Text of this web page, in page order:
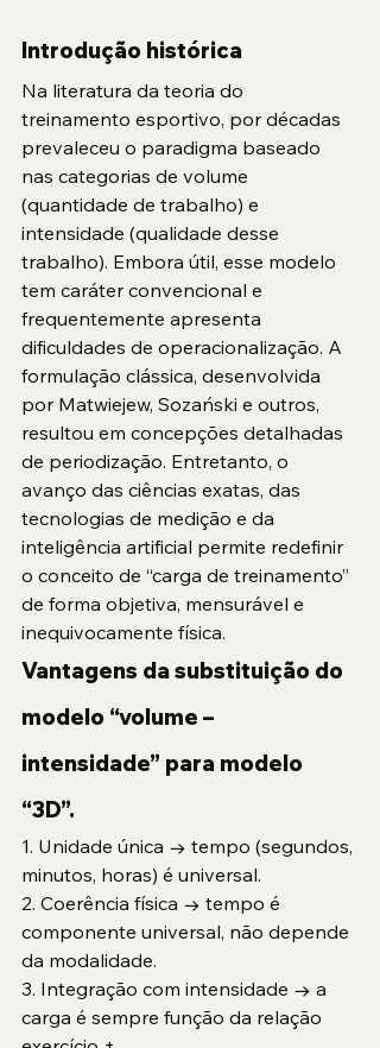
Introdução histórica
Na literatura da teoria do
treinamento esportivo, por décadas
prevaleceu o paradigma baseado
nas categorias de volume
(quantidade de trabalho) e
intensidade (qualidade desse
trabalho). Embora útil, esse modelo
tem caráter convencional e
frequentemente apresenta
dificuldades de operacionalização. A
formulação clássica, desenvolvida
por Matwiejew, Sozański e outros,
resultou em concepções detalhadas
de periodização. Entretanto, o
avanço das ciências exatas, das
tecnologias de medição e da
inteligência artificial permite redefinir
o conceito de “carga de treinamento”
de forma objetiva, mensurável e
inequivocamente física.
Vantagens da substituição do
modelo “volume –
intensidade” para modelo
“3D”.
1. Unidade única → tempo (segundos,
minutos, horas) é universal.
2. Coerência física → tempo é
componente universal, não depende
da modalidade.
3. Integração com intensidade → a
carga é sempre função da relação